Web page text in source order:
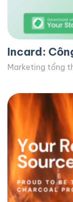
Incard:
Marketing tổng